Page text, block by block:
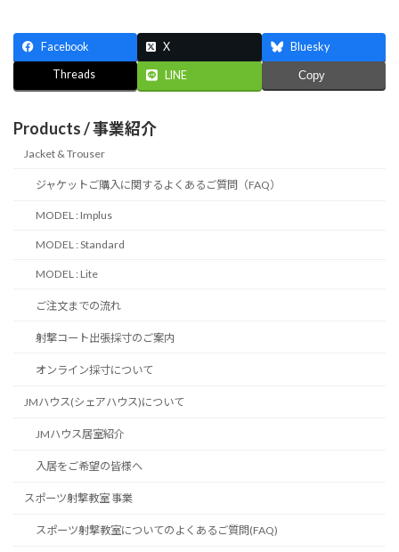
Facebook X Bluesky
Threads LINE Copy
Products / 事業紹介
Jacket & Trouser
ジャケットご購入に関するよくあるご質問（FAQ）
MODEL : Implus
MODEL : Standard
MODEL : Lite
ご注文までの流れ
射撃コート出張採寸のご案内
オンライン採寸について
JMハウス(シェアハウス)について
JMハウス居室紹介
入居をご希望の皆様へ
スポーツ射撃教室 事業
スポーツ射撃教室についてのよくあるご質問(FAQ)